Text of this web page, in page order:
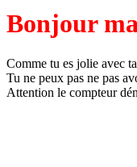
Bonjour
Comme tu es jolie avec
Tu ne peux pas ne pas
Attention le compteur